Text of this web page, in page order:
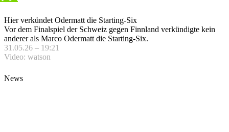
Hier verkündet Odermatt die Starting-Six
Vor dem Finalspiel der Schweiz gegen Finnland verkündigte kein
anderer als Marco Odermatt die Starting-Six.
31.05.26 – 19:21
Video: watson
News